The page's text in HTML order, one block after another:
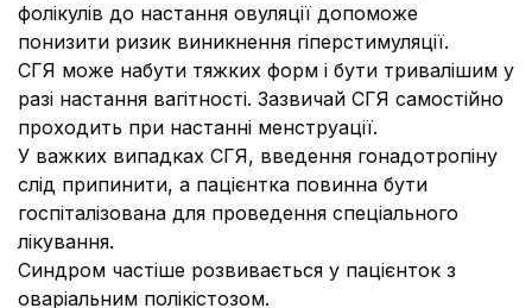
фолікулів до настання овуляції допоможе
понизити ризик виникнення гіперстимуляції.
СГЯ може набути тяжких форм і бути тривалішим у
разі настання вагітності. Зазвичай СГЯ самостійно
проходить при настанні менструації.
У важких випадках СГЯ, введення гонадотропіну
слід припинити, а пацієнтка повинна бути
госпіталізована для проведення спеціального
лікування.
Синдром частіше розвивається у пацієнток з
оваріальним полікістозом.